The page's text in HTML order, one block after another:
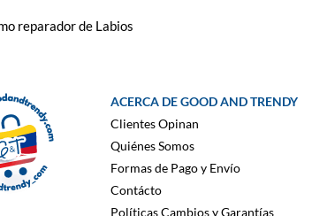
reparador de Labios
ACERCA DE GOOD AND TRENDY
Clientes Opinan
Quiénes Somos
Formas de Pago y Envío
Contácto
Políticas Cambios y Garantías